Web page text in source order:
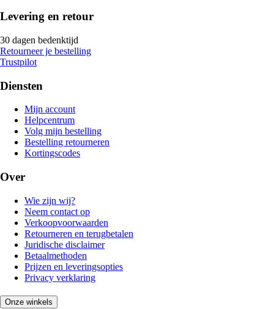
Levering en retour
30 dagen bedenktijd
Retourneer je bestelling
Trustpilot
Diensten
Mijn account
Helpcentrum
Volg mijn bestelling
Bestelling retourneren
Kortingscodes
Over
Wie zijn wij?
Neem contact op
Verkoopvoorwaarden
Retourneren en terugbetalen
Juridische disclaimer
Betaalmethoden
Prijzen en leveringsopties
Privacy verklaring
Onze winkels